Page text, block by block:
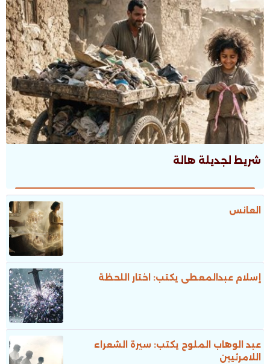
شريط لجديلة هالة
العانس
إسلام عبدالمعطى يكتب: اختار اللحظة
عبد الوهاب الملوح يكتب: سيرة الشعراء
اللامرئيين